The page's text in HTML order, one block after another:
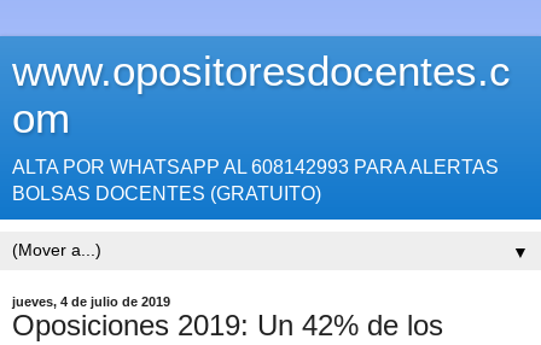
www.opositoresdocentes.c
om
ALTA POR WHATSAPP AL 608142993 PARA ALERTAS
BOLSAS DOCENTES (GRATUITO)
▼
jueves, 4 de julio de 2019
Oposiciones 2019: Un 42% de los